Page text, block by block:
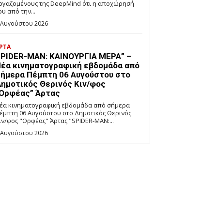
της DeepMind ότι η αποχώρησή
από την...
2026
MAN: ΚΑΙΝΟΥΡΓΙΑ ΜΕΡΑ” –
κινηματογραφική εβδομάδα από
Πέμπτη 06 Αυγούστου στο
Θερινός Κιν/φος
Άρτας
κινηματογραφική εβδομάδα από σήμερα
06 Αυγούστου στο Δημοτικός Θερινός
Κιν/φος "Ορφέας" Άρτας "SPIDER-MAN:...
2026